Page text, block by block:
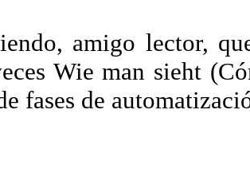
amigo lector,
Wie man sieht
fases de